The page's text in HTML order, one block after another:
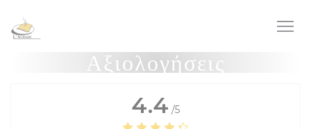
Αξιολογήσεις
4.4 /5